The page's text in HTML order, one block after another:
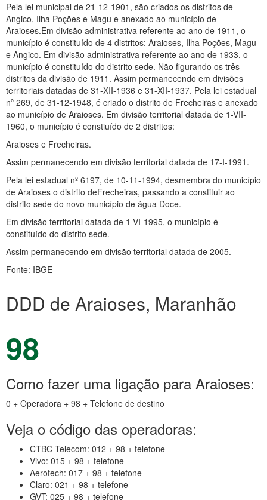
Pela lei municipal de 21-12-1901, são criados os distritos de
Angico, Ilha Poções e Magu e anexado ao município de
Araioses.Em divisão administrativa referente ao ano de 1911, o
município é constituído de 4 distritos: Araioses, Ilha Poções, Magu
e Angico. Em divisão administrativa referente ao ano de 1933, o
município é constituído do distrito sede. Não figurando os três
distritos da divisão de 1911. Assim permanecendo em divisões
territoriais datadas de 31-XII-1936 e 31-XII-1937. Pela lei estadual
nº 269, de 31-12-1948, é criado o distrito de Frecheiras e anexado
ao município de Araioses. Em divisão territorial datada de 1-VII-
1960, o município é constiuído de 2 distritos:
Araioses e Frecheiras.
Assim permanecendo em divisão territorial datada de 17-I-1991.
Pela lei estadual nº 6197, de 10-11-1994, desmembra do município
de Araioses o distrito deFrecheiras, passando a constituir ao
distrito sede do novo município de água Doce.
Em divisão territorial datada de 1-VI-1995, o município é
constituído do distrito sede.
Assim permanecendo em divisão territorial datada de 2005.
Fonte: IBGE
DDD de Araioses, Maranhão
98
Como fazer uma ligação para Araioses:
0 + Operadora + 98 + Telefone de destino
Veja o código das operadoras:
CTBC Telecom: 012 + 98 + telefone
Vivo: 015 + 98 + telefone
Aerotech: 017 + 98 + telefone
Claro: 021 + 98 + telefone
GVT: 025 + 98 + telefone